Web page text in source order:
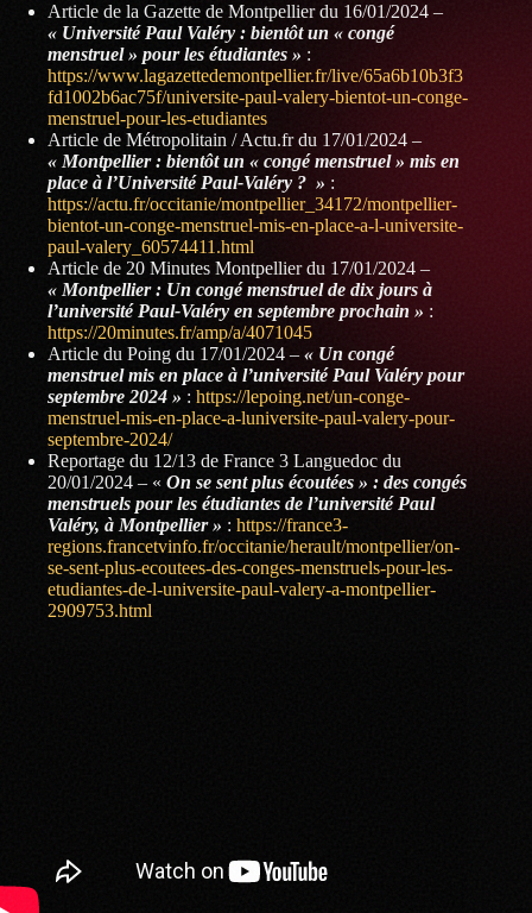
Article de la Gazette de Montpellier du 16/01/2024 –
« Université Paul Valéry : bientôt un « congé
menstruel » pour les étudiantes » :
https://www.lagazettedemontpellier.fr/live/65a6b10b3f3
fd1002b6ac75f/universite-paul-valery-bientot-un-conge-
menstruel-pour-les-etudiantes
Article de Métropolitain / Actu.fr du 17/01/2024 –
« Montpellier : bientôt un « congé menstruel » mis en
place à l’Université Paul-Valéry ? » :
https://actu.fr/occitanie/montpellier_34172/montpellier-
bientot-un-conge-menstruel-mis-en-place-a-l-universite-
paul-valery_60574411.html
Article de 20 Minutes Montpellier du 17/01/2024 –
« Montpellier : Un congé menstruel de dix jours à
l’université Paul-Valéry en septembre prochain » :
https://20minutes.fr/amp/a/4071045
Article du Poing du 17/01/2024 – « Un congé
menstruel mis en place à l’université Paul Valéry pour
septembre 2024 » : https://lepoing.net/un-conge-
menstruel-mis-en-place-a-luniversite-paul-valery-pour-
septembre-2024/
Reportage du 12/13 de France 3 Languedoc du
20/01/2024 – « On se sent plus écoutées » : des congés
menstruels pour les étudiantes de l’université Paul
Valéry, à Montpellier » : https://france3-
regions.francetvinfo.fr/occitanie/herault/montpellier/on-
se-sent-plus-ecoutees-des-conges-menstruels-pour-les-
etudiantes-de-l-universite-paul-valery-a-montpellier-
2909753.html